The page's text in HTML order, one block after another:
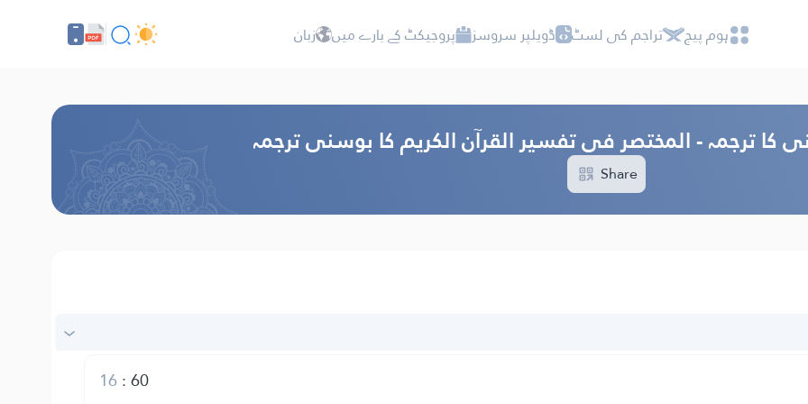
ہوم پیج تراجم کی لسٹ ڈویلپر سروسز پروجیکٹ کے بارے میں زبان
کا ترجمہ - المختصر فی تفسیر القرآن الکریم کا بوسنی ترجمہ
Share
60
:
16